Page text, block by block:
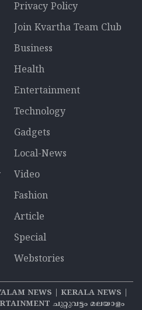
Privacy Policy
Join Kvartha Team Club
Business
Health
Entertainment
Technology
Gadgets
Local-News
Video
Fashion
Article
Special
Webstories
NEWS | KERALA NEWS |
ചുറ്റുവട്ടം മലയാളം